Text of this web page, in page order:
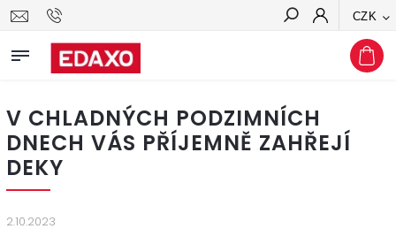
CZK
Hledat
V CHLADNÝCH PODZIMNÍCH
DNECH VÁS PŘÍJEMNĚ ZAHŘEJÍ
DEKY
2.10.2023